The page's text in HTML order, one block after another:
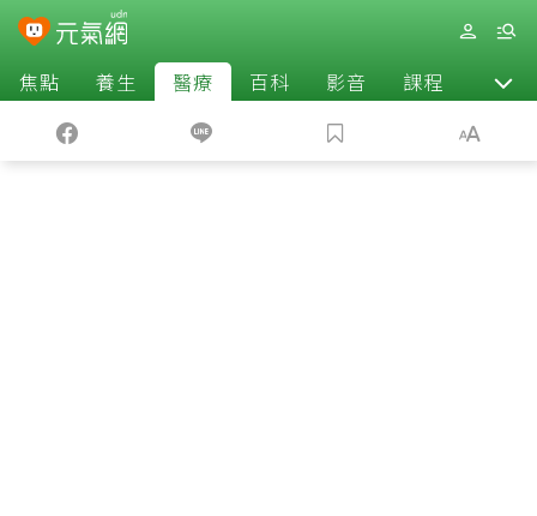
焦點 養生 醫療 百科 影音 課程 退休